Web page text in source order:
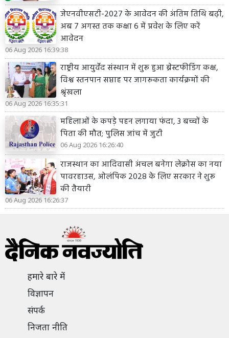
जेएनवीएसटी-2027 के आवेदन की अंतिम तिथि बढ़ी,
अब 7 अगस्त तक कक्षा 6 में प्रवेश के लिए करें
आवेदन
06 Aug 2026 16:39:38
राष्ट्रीय आयुर्वेद संस्थान में शुरू हुआ ब्रेस्टफीडिंग कक्ष,
विश्व स्तनपान सप्ताह पर जागरूकता कार्यक्रमों की
श्रृंखला
06 Aug 2026 16:35:31
महिलाओं के कपड़े पहन लगाया फंदा, 3 बच्चों के
पिता की मौत; पुलिस जांच में जुटी
06 Aug 2026 16:26:40
राजस्थान का आदिवासी अंचल बनेगा लेक्रोस का नया
पावरहाउस, ओलंपिक 2028 के लिए सरकार ने शुरू
की तैयारी
06 Aug 2026 16:26:37
हमारे बारे में
विज्ञापन
संपर्क
निजता नीति